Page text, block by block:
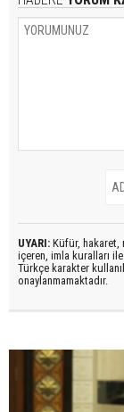
UYARI: Küfür, hakaret,
içeren, imla kuralları ile
Türkçe karakter
onaylanmamaktadır.